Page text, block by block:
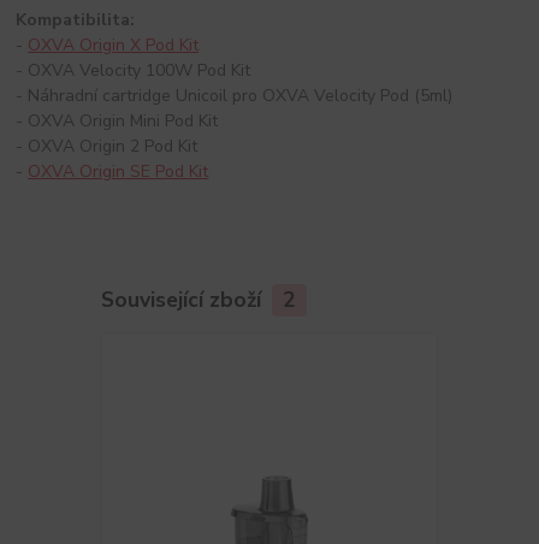
Kompatibilita:
- OXVA Origin X Pod Kit
- OXVA Velocity 100W Pod Kit
- Náhradní cartridge Unicoil pro OXVA Velocity Pod (5ml)
- OXVA Origin Mini Pod Kit
- OXVA Origin 2 Pod Kit
- OXVA Origin SE Pod Kit
Související zboží 2